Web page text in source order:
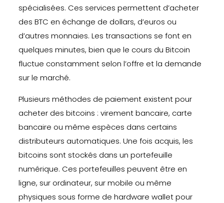
spécialisées. Ces services permettent d’acheter
des BTC en échange de dollars, d’euros ou
d’autres monnaies. Les transactions se font en
quelques minutes, bien que le cours du Bitcoin
fluctue constamment selon l’offre et la demande
sur le marché.
Plusieurs méthodes de paiement existent pour
acheter des bitcoins : virement bancaire, carte
bancaire ou même espèces dans certains
distributeurs automatiques. Une fois acquis, les
bitcoins sont stockés dans un portefeuille
numérique. Ces portefeuilles peuvent être en
ligne, sur ordinateur, sur mobile ou même
physiques sous forme de hardware wallet pour